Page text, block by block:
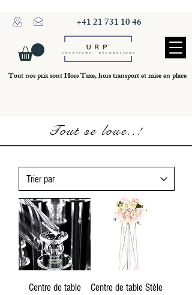
+41 21 731 10 46
Tout nos prix sont Hors Taxe, hors transport et mise en place
Tout se loue..!
Centre de table
Centre de table Stèle